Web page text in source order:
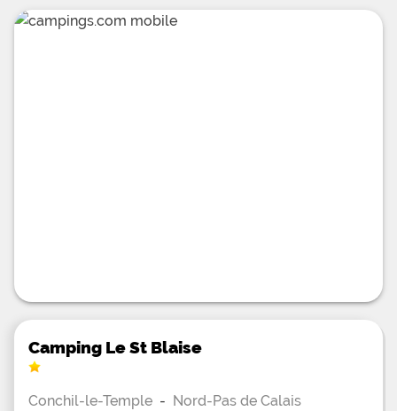
Camping Le St Blaise
Conchil-le-Temple - Nord-Pas de Calais